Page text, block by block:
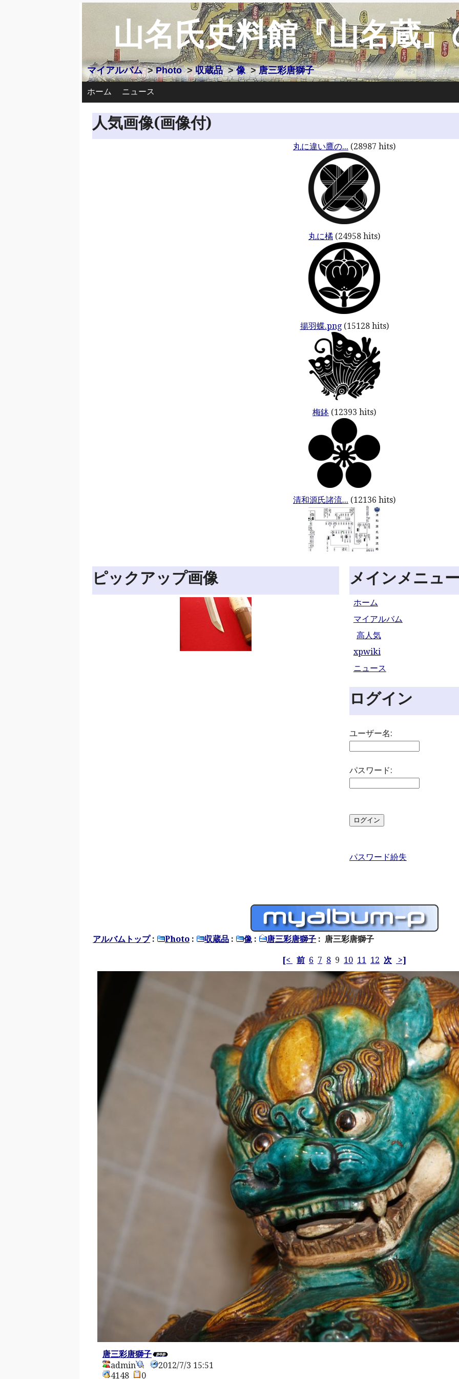
山名氏史料館『山名蔵
マイアルバム>Photo>収蔵品>像>唐三彩唐獅子
ホーム ニュース
人気画像(画像付)
丸に違い鷹の... (28987 hits)
丸に橘 (24958 hits)
揚羽蝶.png(15128 hits)
梅鉢 (12393 hits)
清和源氏諸流... (12136 hits)
ピックアップ画像 メインメニュ
ホーム
マイアルバム
高人気
xpwiki
ニュース
ログイン
ユーザー名:
パスワード:
パスワード紛失
アルバムトップ: Photo : 収蔵品 : 像: 唐三彩唐獅子 : 唐三彩唐獅子
[< 前 6 7 8 9 10 11 12 次 >]
唐三彩唐獅子
admin
2012/7/3 15:51
4148
0